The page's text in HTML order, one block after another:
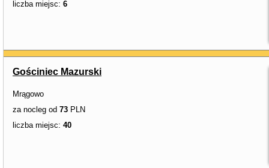
liczba miejsc: 6
Gościniec Mazurski
Mrągowo
za nocleg od 73 PLN
liczba miejsc: 40